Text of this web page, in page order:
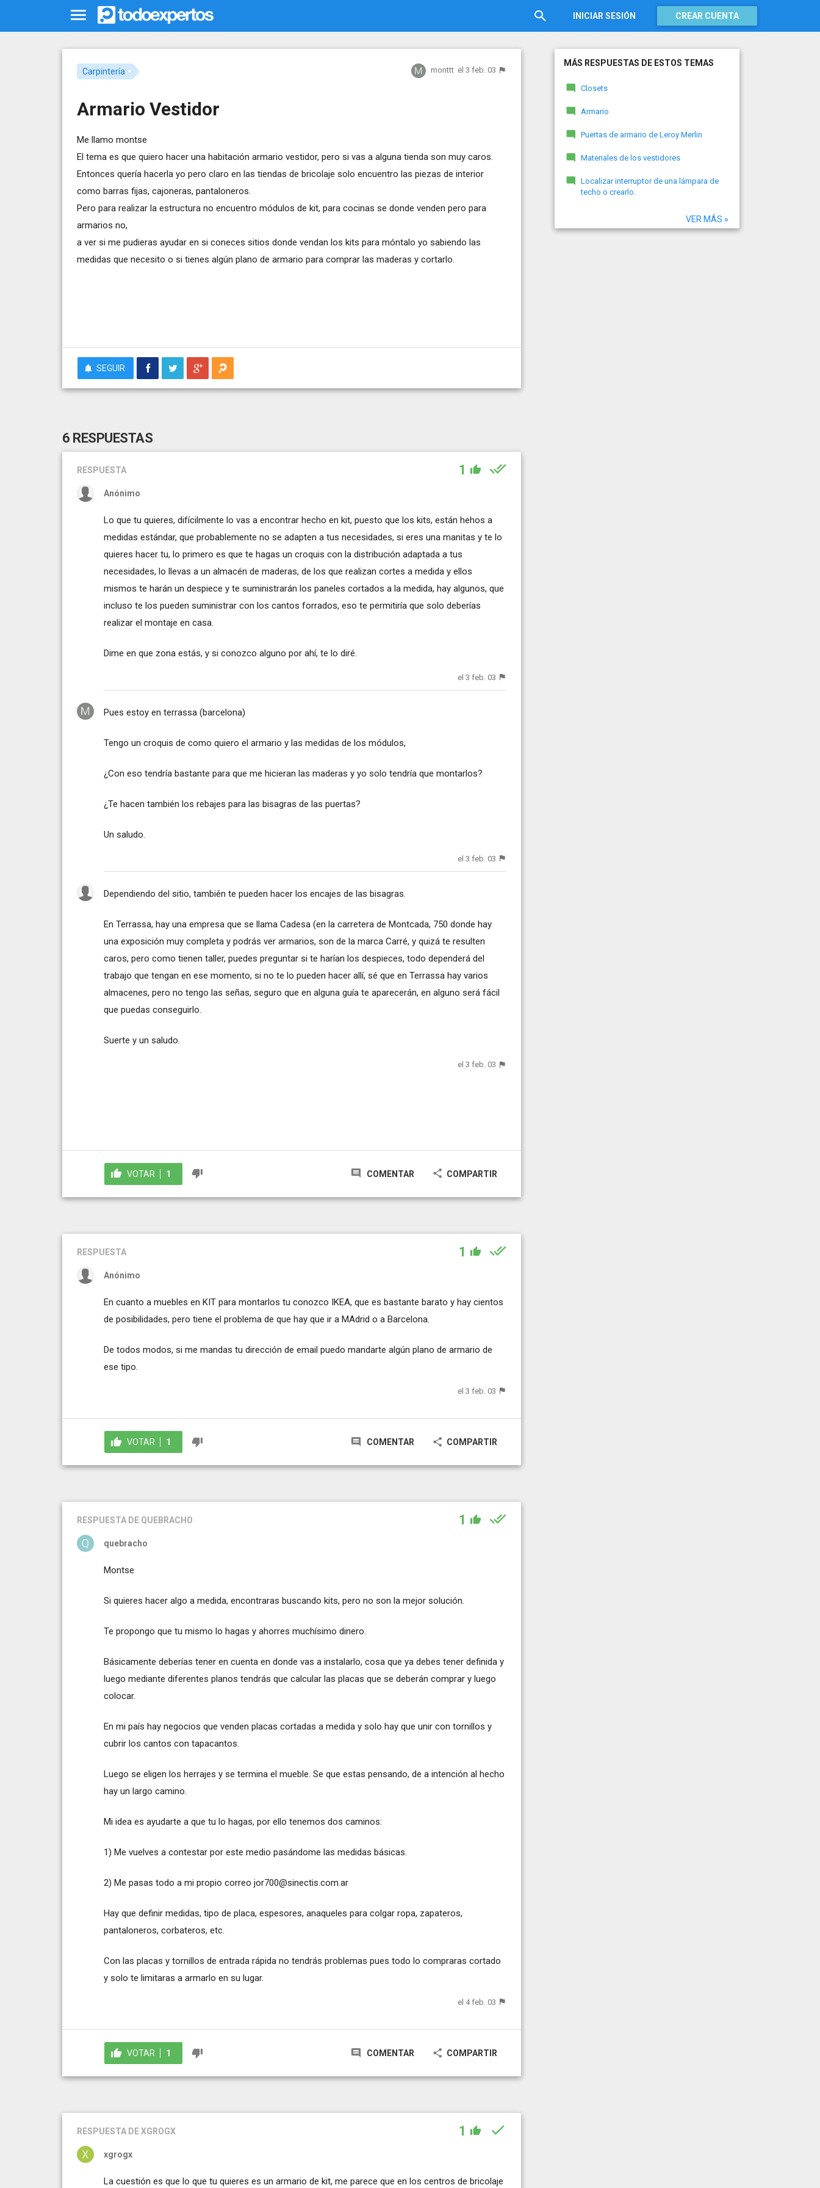
INICIAR SESIÓN CREAR CUENTA
Carpintería monttt el 3 feb. 03
Armario Vestidor
Me llamo montse
El tema es que quiero hacer una habitación armario vestidor, pero si vas a alguna tienda son muy caros.
Entonces quería hacerla yo pero claro en las tiendas de bricolaje solo encuentro las piezas de interior
como barras fijas, cajoneras, pantaloneros.
Pero para realizar la estructura no encuentro módulos de kit, para cocinas se donde venden pero para
armarios no,
a ver si me pudieras ayudar en si coneces sitios donde vendan los kits para móntalo yo sabiendo las
medidas que necesito o si tienes algún plano de armario para comprar las maderas y cortarlo.
SEGUIR
6 RESPUESTAS
RESPUESTA 1
Anónimo
Lo que tu quieres, difícilmente lo vas a encontrar hecho en kit, puesto que los kits, están hehos a
medidas estándar, que probablemente no se adapten a tus necesidades, si eres una manitas y te lo
quieres hacer tu, lo primero es que te hagas un croquis con la distribución adaptada a tus
necesidades, lo llevas a un almacén de maderas, de los que realizan cortes a medida y ellos
mismos te harán un despiece y te suministrarán los paneles cortados a la medida, hay algunos, que
incluso te los pueden suministrar con los cantos forrados, eso te permitiría que solo deberías
realizar el montaje en casa.
Dime en que zona estás, y si conozco alguno por ahí, te lo diré.
el 3 feb. 03
Pues estoy en terrassa (barcelona)
Tengo un croquis de como quiero el armario y las medidas de los módulos,
¿Con eso tendría bastante para que me hicieran las maderas y yo solo tendría que montarlos?
¿Te hacen también los rebajes para las bisagras de las puertas?
Un saludo.
el 3 feb. 03
Dependiendo del sitio, también te pueden hacer los encajes de las bisagras.
En Terrassa, hay una empresa que se llama Cadesa (en la carretera de Montcada, 750 donde hay
una exposición muy completa y podrás ver armarios, son de la marca Carré, y quizá te resulten
caros, pero como tienen taller, puedes preguntar si te harían los despieces, todo dependerá del
trabajo que tengan en ese momento, si no te lo pueden hacer allí, sé que en Terrassa hay varios
almacenes, pero no tengo las señas, seguro que en alguna guía te aparecerán, en alguno será fácil
que puedas conseguirlo.
Suerte y un saludo.
el 3 feb. 03
VOTAR 1 COMENTAR COMPARTIR
RESPUESTA 1
Anónimo
En cuanto a muebles en KIT para montarlos tu conozco IKEA, que es bastante barato y hay cientos
de posibilidades, pero tiene el problema de que hay que ir a MAdrid o a Barcelona.
De todos modos, si me mandas tu dirección de email puedo mandarte algún plano de armario de
ese tipo.
el 3 feb. 03
VOTAR 1 COMENTAR COMPARTIR
RESPUESTA DE QUEBRACHO 1
quebracho
Montse
Si quieres hacer algo a medida, encontraras buscando kits, pero no son la mejor solución.
Te propongo que tu mismo lo hagas y ahorres muchísimo dinero.
Básicamente deberías tener en cuenta en donde vas a instalarlo, cosa que ya debes tener definida y
luego mediante diferentes planos tendrás que calcular las placas que se deberán comprar y luego
colocar.
En mi país hay negocios que venden placas cortadas a medida y solo hay que unir con tornillos y
cubrir los cantos con tapacantos.
Luego se eligen los herrajes y se termina el mueble. Se que estas pensando, de a intención al hecho
hay un largo camino.
Mi idea es ayudarte a que tu lo hagas, por ello tenemos dos caminos:
1) Me vuelves a contestar por este medio pasándome las medidas básicas.
2) Me pasas todo a mi propio correo jor700@sinectis.com.ar
Hay que definir medidas, tipo de placa, espesores, anaqueles para colgar ropa, zapateros,
pantaloneros, corbateros, etc.
Con las placas y tornillos de entrada rápida no tendrás problemas pues todo lo compraras cortado
y solo te limitaras a armarlo en su lugar.
el 4 feb. 03
VOTAR 1 COMENTAR COMPARTIR
RESPUESTA DE XGROGX 1
xgrogx
La cuestión es que lo que tu quieres es un armario de kit, me parece que en los centros de bricolaje
MÁS RESPUESTAS DE ESTOS TEMAS
Closets
Armario
Puertas de armario de Leroy Merlin
Materiales de los vestidores
Localizar interruptor de una lámpara de
techo o crearlo.
VER MÁS »